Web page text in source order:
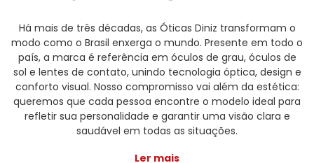
Há mais de três décadas, as Óticas Diniz transformam o
modo como o Brasil enxerga o mundo. Presente em todo o
país, a marca é referência em óculos de grau, óculos de
sol e lentes de contato, unindo tecnologia óptica, design e
conforto visual. Nosso compromisso vai além da estética:
queremos que cada pessoa encontre o modelo ideal para
refletir sua personalidade e garantir uma visão clara e
saudável em todas as situações.
Ler mais